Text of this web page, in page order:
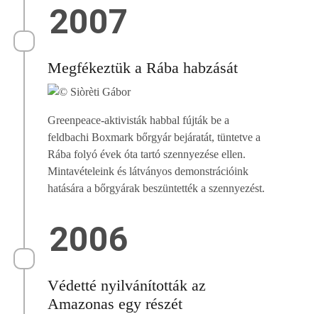
2007
Megfékeztük a Rába habzását
Greenpeace-aktivisták habbal fújták be a
feldbachi Boxmark bőrgyár bejáratát, tüntetve a
Rába folyó évek óta tartó szennyezése ellen.
Mintavételeink és látványos demonstrációink
hatására a bőrgyárak beszüntették a szennyezést.
2006
Védetté nyilvánították az
Amazonas egy részét